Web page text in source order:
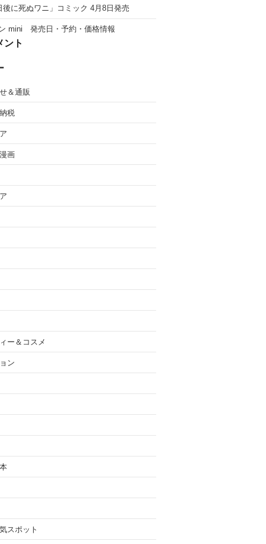
後に死ぬワニ」コミック 4月8日発売
mini 発売日・予約・価格情報
ント
＆通販
税
画
ー＆コスメ
ン
スポット